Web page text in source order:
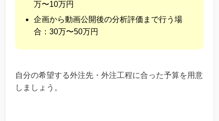
万〜10万円
企画から動画公開後の分析評価まで行う場
合：30万〜50万円
自分の希望する外注先・外注工程に合った予算を用意
しましょう。